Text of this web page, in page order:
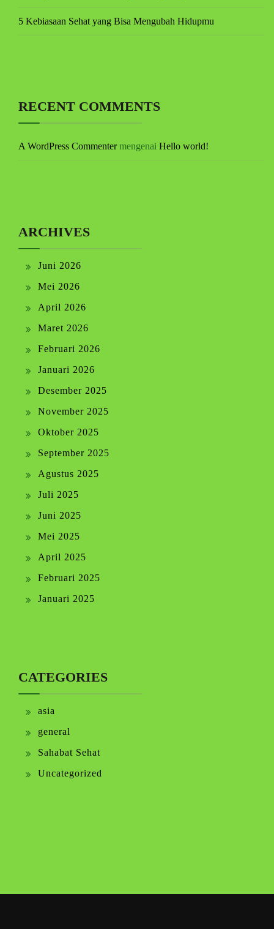
5 Kebiasaan Sehat yang Bisa Mengubah Hidupmu
RECENT COMMENTS
A WordPress Commentermengenai Hello world!
ARCHIVES
Juni 2026
Mei 2026
April 2026
Maret 2026
Februari 2026
Januari 2026
Desember 2025
November 2025
Oktober 2025
September 2025
Agustus 2025
Juli 2025
Juni 2025
Mei 2025
April 2025
Februari 2025
Januari 2025
CATEGORIES
asia
general
Sahabat Sehat
Uncategorized